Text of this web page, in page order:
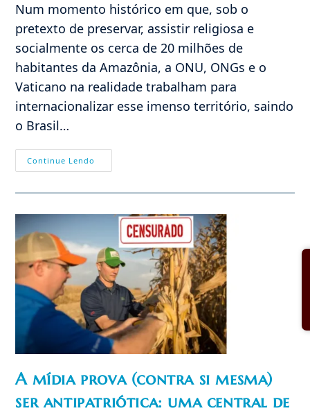
Num momento histórico em que, sob o
pretexto de preservar, assistir religiosa e
socialmente os cerca de 20 milhões de
habitantes da Amazônia, a ONU, ONGs e o
Vaticano na realidade trabalham para
internacionalizar esse imenso território, saindo
o Brasil…
Continue Lendo
Questão
Soberania
A mídia prova (contra si mesma)
ser antipatriótica: uma central de